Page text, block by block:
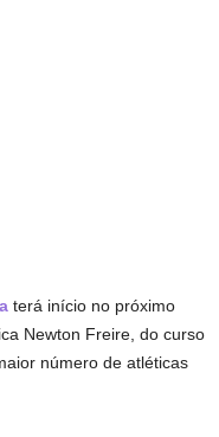
terá início no próximo
Newton Freire, do curso
número de atléticas